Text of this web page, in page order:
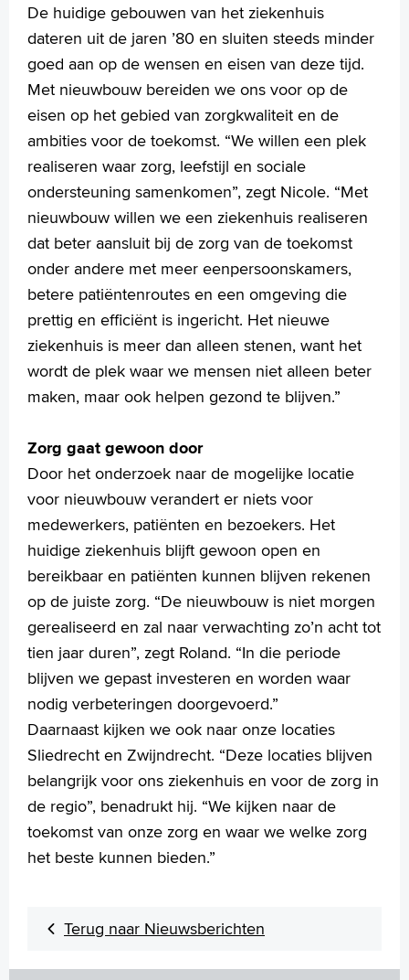
De huidige gebouwen van het ziekenhuis
dateren uit de jaren ’80 en sluiten steeds minder
goed aan op de wensen en eisen van deze tijd.
Met nieuwbouw bereiden we ons voor op de
eisen op het gebied van zorgkwaliteit en de
ambities voor de toekomst. “We willen een plek
realiseren waar zorg, leefstijl en sociale
ondersteuning samenkomen”, zegt Nicole. “Met
nieuwbouw willen we een ziekenhuis realiseren
dat beter aansluit bij de zorg van de toekomst
onder andere met meer eenpersoonskamers,
betere patiëntenroutes en een omgeving die
prettig en efficiënt is ingericht. Het nieuwe
ziekenhuis is meer dan alleen stenen, want het
wordt de plek waar we mensen niet alleen beter
maken, maar ook helpen gezond te blijven.”
Zorg gaat gewoon door
Door het onderzoek naar de mogelijke locatie
voor nieuwbouw verandert er niets voor
medewerkers, patiënten en bezoekers. Het
huidige ziekenhuis blijft gewoon open en
bereikbaar en patiënten kunnen blijven rekenen
op de juiste zorg. “De nieuwbouw is niet morgen
gerealiseerd en zal naar verwachting zo’n acht tot
tien jaar duren”, zegt Roland. “In die periode
blijven we gepast investeren en worden waar
nodig verbeteringen doorgevoerd.”
Daarnaast kijken we ook naar onze locaties
Sliedrecht en Zwijndrecht. “Deze locaties blijven
belangrijk voor ons ziekenhuis en voor de zorg in
de regio”, benadrukt hij. “We kijken naar de
toekomst van onze zorg en waar we welke zorg
het beste kunnen bieden.”
Terug naar Nieuwsberichten